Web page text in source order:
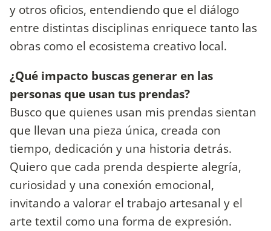
y otros oficios, entendiendo que el diálogo
entre distintas disciplinas enriquece tanto las
obras como el ecosistema creativo local.
¿Qué impacto buscas generar en las
personas que usan tus prendas?
Busco que quienes usan mis prendas sientan
que llevan una pieza única, creada con
tiempo, dedicación y una historia detrás.
Quiero que cada prenda despierte alegría,
curiosidad y una conexión emocional,
invitando a valorar el trabajo artesanal y el
arte textil como una forma de expresión.